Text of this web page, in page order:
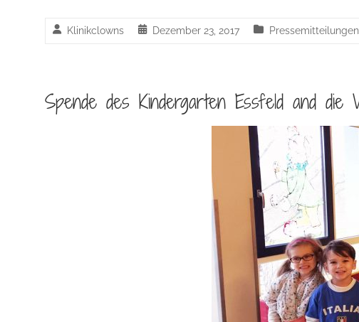
Klinikclowns Dezember 23, 2017 Pressemitteilungen
Spende des Kindergarten Essfeld and die